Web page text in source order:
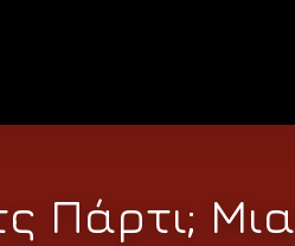
Πάρτι; Μια